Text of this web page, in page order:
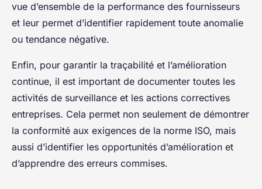
vue d’ensemble de la performance des fournisseurs
et leur permet d’identifier rapidement toute anomalie
ou tendance négative.
Enfin, pour garantir la traçabilité et l’amélioration
continue, il est important de documenter toutes les
activités de surveillance et les actions correctives
entreprises. Cela permet non seulement de démontrer
la conformité aux exigences de la norme ISO, mais
aussi d’identifier les opportunités d’amélioration et
d’apprendre des erreurs commises.